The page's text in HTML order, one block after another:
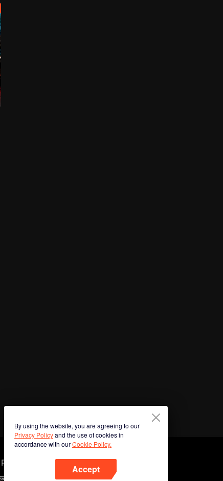
By using the website, you are agreeing to our
Privacy Policyand the use of cookies in
accordance with ourCookie Policy.
Accept
Phone